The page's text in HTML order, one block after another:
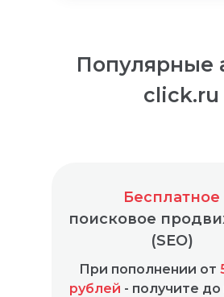
Простая и понятная
Популярные
click.ru
Бесплатное
поисковое
(SEO)
При пополнении от
рублей - получите